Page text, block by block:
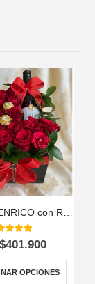
out of 5
401.900
OPCIONES